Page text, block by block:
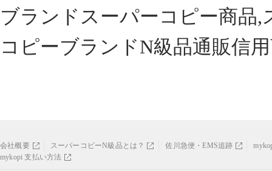
ブランドスーパーコピー商品
コピーブランドN級品通販信
会社概要 スーパーコピーN級品とは？ 佐川急便・EMS追跡
mykopi 支払い方法